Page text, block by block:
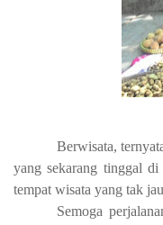
Berwisata,
yang sekarang tinggal di
tempat wisata yang tak
Semoga